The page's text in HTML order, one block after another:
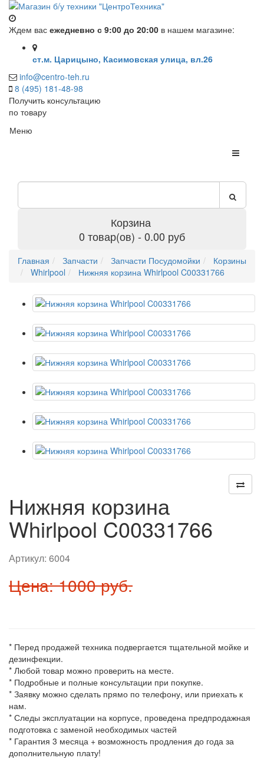
Ждем вас ежедневно с 9:00 до 20:00 в нашем магазине:
ст.м. Царицыно, Касимовская улица, вл.26
info@centro-teh.ru
8 (495) 181-48-98
Получить консультацию
по товару
Меню
Корзина
0 товар(ов) - 0.00 руб
Главная Запчасти Запчасти Посудомойки
Корзины
Whirlpool
Нижняя корзина Whirlpool C00331766
Нижняя корзина
Whirlpool C00331766
Артикул: 6004
Цена: 1000 руб.
* Перед продажей техника подвергается тщательной мойке и
дезинфекции.
* Любой товар можно проверить на месте.
* Подробные и полные консультации при покупке.
* Заявку можно сделать прямо по телефону, или приехать к
нам.
* Следы эксплуатации на корпусе, проведена предпродажная
подготовка с заменой необходимых частей
* Гарантия 3 месяца + возможность продления до года за
дополнительную плату!